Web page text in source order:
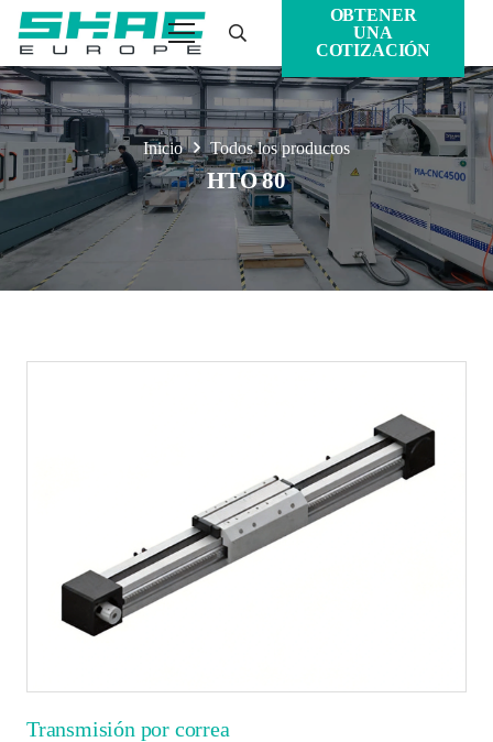
OBTENER
UNA
COTIZACIÓN
Inicio Todos los productos
HTO 80
Transmisión por correa